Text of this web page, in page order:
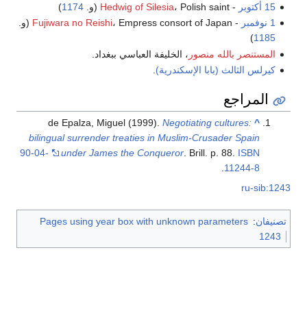
15 أكتوبر
-
Hedwig of Silesia، Polish saint (و. 1174
)
1 نوفمبر
-
Fujiwara no Reishi، Empress consort of Japan (و.
1185
)
المستنصر بالله منصور ، الخليفة العباسي ببغداد.
كيرلس الثالث (بابا الإسكندرية)
المراجع
^
de Epalza, Miguel (1999).Negotiating cultures:
bilingual surrender treaties in Muslim-Crusader Spain
under James the Conqueror. Brill. p. 88. ISBN
90-04-
11244-8
.
ru-sib:1243
تصنيفان:
Pages using year box with unknown parameters
1243